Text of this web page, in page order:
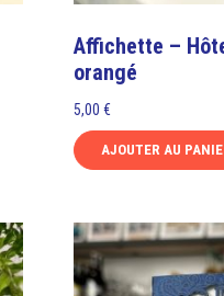
Affichette –
orangé
5,00 €
AJOUTER AU